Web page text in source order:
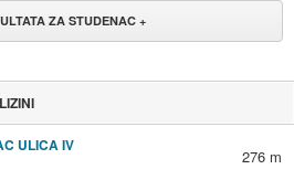
ZA STUDENAC +
ULICA IV
276 m